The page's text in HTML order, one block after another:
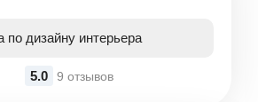
дизайну интерьера
5.0 9 отзывов